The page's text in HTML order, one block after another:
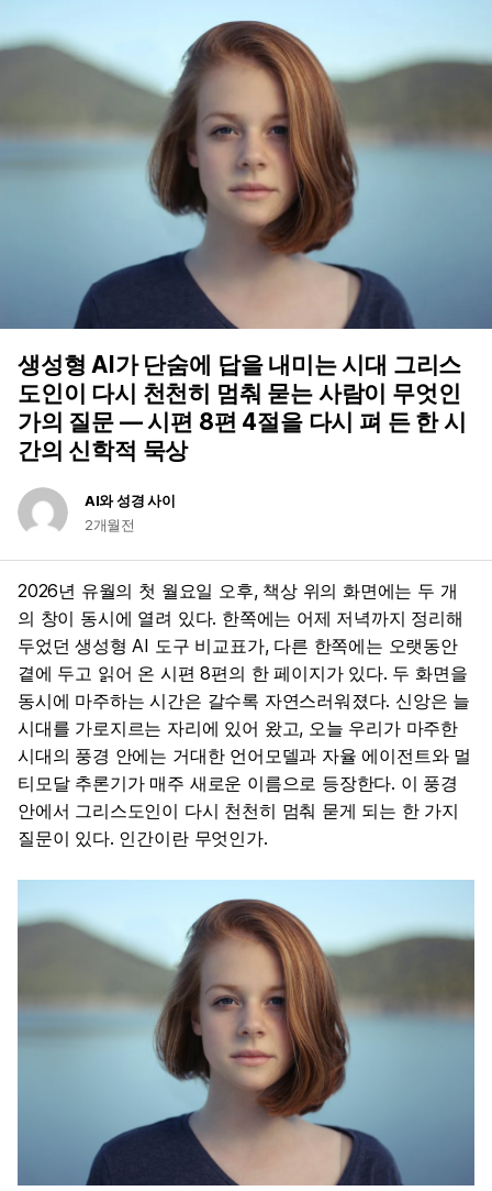
생성형 AI가 단숨에 답을 내미는 시대 그리스
도인이 다시 천천히 멈춰 묻는 사람이 무엇인
가의 질문 — 시편 8편 4절을 다시 펴 든 한 시
간의 신학적 묵상
AI와 성경 사이
2개월전
2026년 유월의 첫 월요일 오후, 책상 위의 화면에는 두 개
의 창이 동시에 열려 있다. 한쪽에는 어제 저녁까지 정리해
두었던 생성형 AI 도구 비교표가, 다른 한쪽에는 오랫동안
곁에 두고 읽어 온 시편 8편의 한 페이지가 있다. 두 화면을
동시에 마주하는 시간은 갈수록 자연스러워졌다. 신앙은 늘
시대를 가로지르는 자리에 있어 왔고, 오늘 우리가 마주한
시대의 풍경 안에는 거대한 언어모델과 자율 에이전트와 멀
티모달 추론기가 매주 새로운 이름으로 등장한다. 이 풍경
안에서 그리스도인이 다시 천천히 멈춰 묻게 되는 한 가지
질문이 있다. 인간이란 무엇인가.